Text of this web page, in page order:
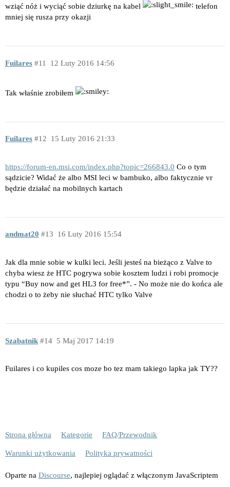
wziąć nóż i wyciąć sobie dziurkę na kabel
telefon
mniej się rusza przy okazji
Fuilares 12 Luty 2016 14:56
11
Tak właśnie zrobiłem
Fuilares 15 Luty 2016 21:33
12
https://forum-en.msi.com/index.php?topic=266843.0 Co o tym
sądzicie? Widać że albo MSI leci w bambuko, albo faktycznie vr
będzie działać na mobilnych kartach
andmat20 16 Luty 2016 15:54
13
Jak dla mnie sobie w kulki leci. Jeśli jesteś na bieżąco z Valve to
chyba wiesz że HTC pogrywa sobie kosztem ludzi i robi promocje
typu “Buy now and get HL3 for free*”. - No może nie do końca ale
chodzi o to żeby nie słuchać HTC tylko Valve
Szabatnik 5 Maj 2017 14:19
14
Fuilares i co kupiles cos moze bo tez mam takiego lapka jak TY??
Strona główna Kategorie FAQ/Przewodnik
Warunki użytkowania Polityka prywatności
Oparte na Discourse, najlepiej oglądać z włączonym JavaScriptem